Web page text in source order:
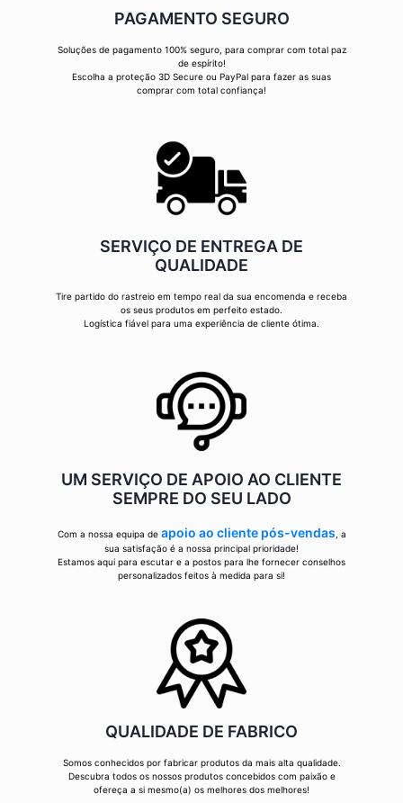
PAGAMENTO SEGURO
Soluções de pagamento 100% seguro, para comprar com total paz
de espírito!
Escolha a proteção 3D Secure ou PayPal para fazer as suas
comprar com total confiança!
SERVIÇO DE ENTREGA DE
QUALIDADE
Tire partido do rastreio em tempo real da sua encomenda e receba
os seus produtos em perfeito estado.
Logística fiável para uma experiência de cliente ótima.
UM SERVIÇO DE APOIO AO CLIENTE
SEMPRE DO SEU LADO
Com a nossa equipa de apoio ao cliente pós-vendas , a
sua satisfação é a nossa principal prioridade!
Estamos aqui para escutar e a postos para lhe fornecer conselhos
personalizados feitos à medida para si!
QUALIDADE DE FABRICO
Somos conhecidos por fabricar produtos da mais alta qualidade.
Descubra todos os nossos produtos concebidos com paixão e
ofereça a si mesmo(a) os melhores dos melhores!